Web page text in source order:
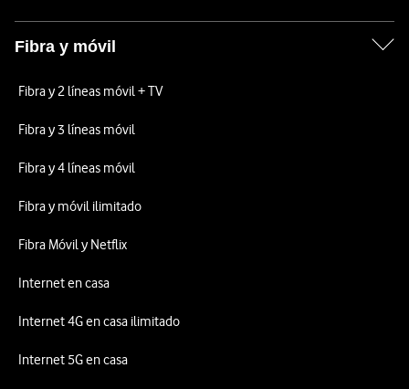
Fibra y móvil
Fibra y 2 líneas móvil + TV
Fibra y 3 líneas móvil
Fibra y 4 líneas móvil
Fibra y móvil ilimitado
Fibra Móvil y Netflix
Internet en casa
Internet 4G en casa ilimitado
Internet 5G en casa